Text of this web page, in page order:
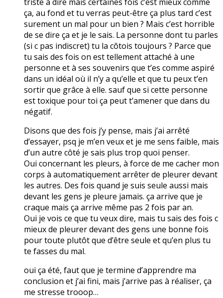
ça, au fond et tu verras peut-être ça plus tard c’est
surement un mal pour un bien ? Mais c’est horrible
de se dire ça et je le sais. La personne dont tu parles
(si c pas indiscret) tu la côtois toujours ? Parce que
tu sais des fois on est tellement attaché à une
personne et à ses souvenirs que t’es comme aspiré
dans un idéal où il n’y a qu’elle et que tu peux t’en
sortir que grâce à elle. sauf que si cette personne
est toxique pour toi ça peut t’amener que dans du
négatif.
Disons que des fois j’y pense, mais j’ai arrêté
d’essayer, psq je m’en veux et je me sens faible, mais
d’un autre côté je sais plus trop quoi penser.
Oui concernant les pleurs, à force de me cacher mon
corps à automatiquement arrêter de pleurer devant
les autres. Des fois quand je suis seule aussi mais
devant les gens je pleure jamais. ça arrive que je
craque mais ça arrive même pas 2 fois par an.
Oui je vois ce que tu veux dire, mais tu sais des fois c
mieux de pleurer devant des gens une bonne fois
pour toute plutôt que d’être seule et qu’en plus tu
te fasses du mal.
oui ça été, faut que je termine d’apprendre ma
conclusion et j’ai fini, mais j’arrive pas à réaliser, ça
me stresse trooop…